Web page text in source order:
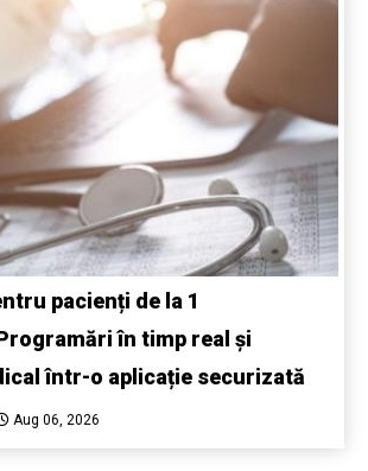
pacienți de la 1
în timp real și
într-o aplicație securizată
Aug 06, 2026